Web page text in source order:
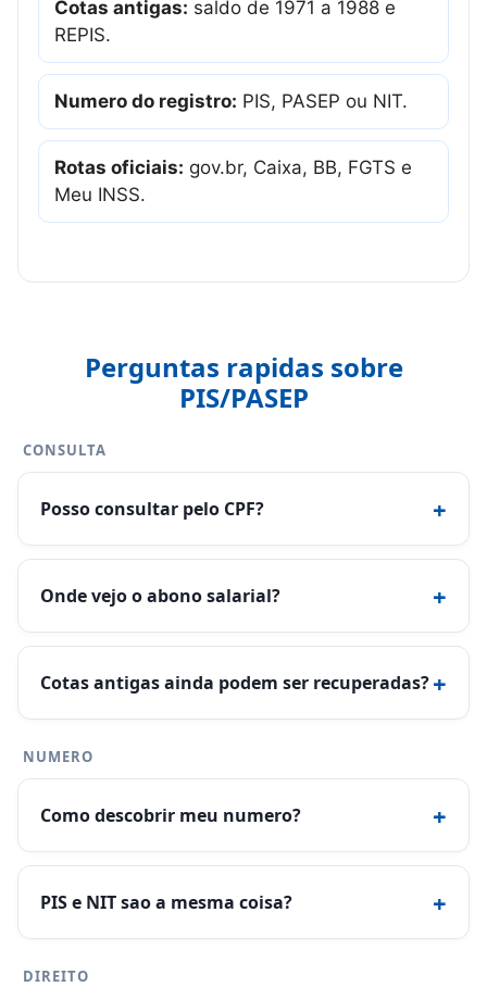
Cotas antigas: saldo de 1971 a 1988 e
REPIS.
Numero do registro: PIS, PASEP ou NIT.
Rotas oficiais: gov.br, Caixa, BB, FGTS e
Meu INSS.
Perguntas rapidas sobre
PIS/PASEP
CONSULTA
Posso consultar pelo CPF? +
Onde vejo o abono salarial? +
Cotas antigas ainda podem ser recuperadas?+
NUMERO
Como descobrir meu numero? +
PIS e NIT sao a mesma coisa? +
DIREITO